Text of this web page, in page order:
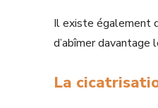
Il existe également
d’abîmer davantage
La